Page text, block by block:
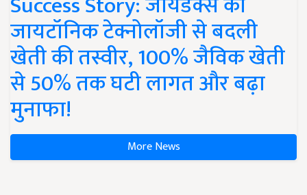
जायटॉनिक टेक्नोलॉजी से बदली
खेती की तस्वीर, 100% जैविक खेती
से 50% तक घटी लागत और बढ़ा
मुनाफा!
More News